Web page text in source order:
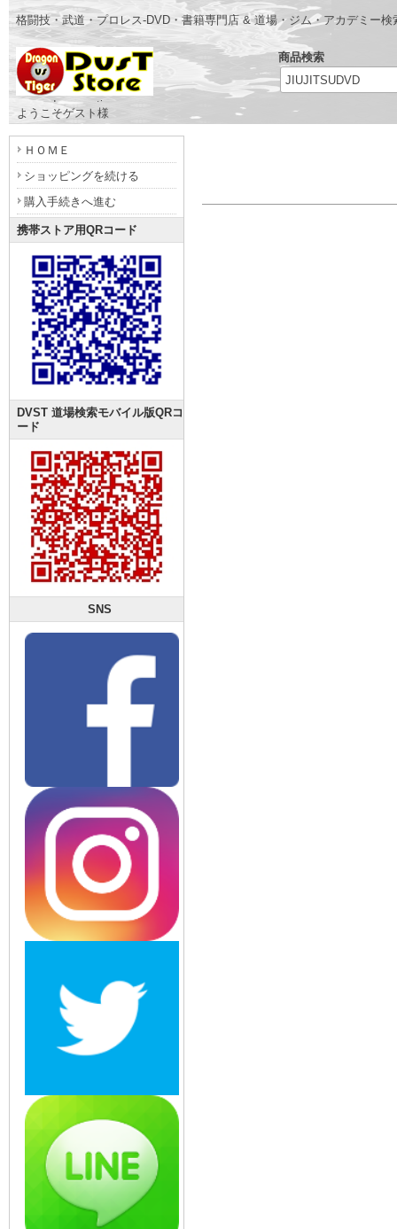
格闘技・武道・プロレス-DVD・書籍専門店 & 道場・ジム・アカデミー検
- www.dragonvstiger.com -
商品検索
ようこそゲスト様
ＨＯＭＥ
ショッピングを続ける
購入手続きへ進む
携帯ストア用QRコード
DVST 道場検索モバイル版QRコ
ード
SNS